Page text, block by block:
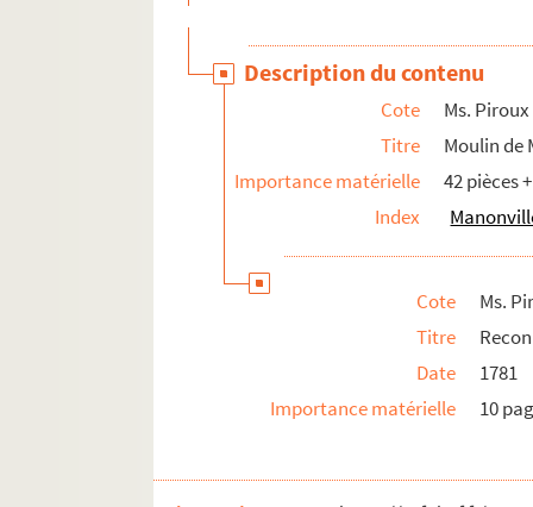
Ms. Piroux 75. Moncourt
Ms. Piroux 76. Presbytère du Mont
Ms. Piroux 77. Loromontzey
Ms. Piroux 78. Moriville
Ms. Piroux 79. Morville ou Morville-sur-
Ms. Piroux 80. Mortagne
Ms. Piroux 85. Olezey
Ms. Piroux 87. Ortoncourt
Description du contenu
Cote
Ms. Piroux
Titre
Moulin de
Importance matérielle
42 pièces
Index
Cote
Ms.
Titre
Date
1781
Importance matérielle
10